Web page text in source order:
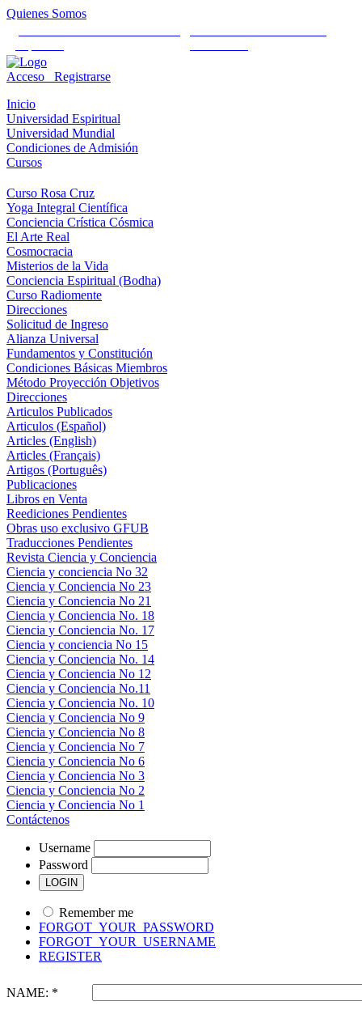
Quienes Somos
Acceso
Registrarse
Inicio
Universidad Espiritual
Universidad Mundial
Condiciones de Admisión
Cursos
Curso Rosa Cruz
Yoga Integral Científica
Conciencia Crística Cósmica
El Arte Real
Cosmocracia
Misterios de la Vida
Conciencia Espiritual (Bodha)
Curso Radiomente
Direcciones
Solicitud de Ingreso
Alianza Universal
Fundamentos y Constitución
Condiciones Básicas Miembros
Método Proyección Objetivos
Direcciones
Articulos Publicados
Articulos (Español)
Articles (English)
Articles (Français)
Artigos (Português)
Publicaciones
Libros en Venta
Reediciones Pendientes
Obras uso exclusivo GFUB
Traducciones Pendientes
Revista Ciencia y Conciencia
Ciencia y conciencia No 32
Ciencia y Conciencia No 23
Ciencia y Conciencia No 21
Ciencia y Conciencia No. 18
Ciencia y Conciencia No. 17
Ciencia y conciencia No 15
Ciencia y Conciencia No. 14
Ciencia y Conciencia No 12
Ciencia y Conciencia No.11
Ciencia y Conciencia No. 10
Ciencia y Conciencia No 9
Ciencia y Conciencia No 8
Ciencia y Conciencia No 7
Ciencia y Conciencia No 6
Ciencia y Conciencia No 3
Ciencia y Conciencia No 2
Ciencia y Conciencia No 1
Contáctenos
Username
Password
Remember me
FORGOT_YOUR_PASSWORD
FORGOT_YOUR_USERNAME
REGISTER
NAME: *